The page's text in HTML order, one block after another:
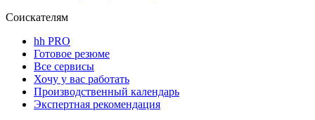
Соискателям
hh PRO
Готовое резюме
Все сервисы
Хочу у вас работать
Производственный календарь
Экспертная рекомендация